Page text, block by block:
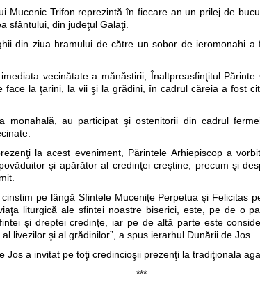
Mucenic Trifon reprezintă în fiecare an un prilej de
sfântului, din judeţul Galaţi.
din ziua hramului de către un sobor de ieromonahi
vecinătate a mănăstirii, Înaltpreasfinţitul Părinte
face la ţarini, la vii şi la grădini, în cadrul căreia a fost
monahală, au participat şi ostenitorii din cadrul
la acest eveniment, Părintele Arhiepiscop a
şi apărător al credinţei creştine, precum şi
pe lângă Sfintele Muceniţe Perpetua şi Felicitas
liturgică ale sfintei noastre biserici, este, pe de o
şi dreptei credinţe, iar pe de altă parte este
livezilor şi al grădinilor”, a spus ierarhul Dunării de Jos.
Jos a invitat pe toţi credincioşii prezenţi la tradiţionala
***